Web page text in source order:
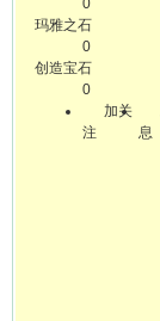
0
玛雅之石
0
创造宝石
0
加关
注
息